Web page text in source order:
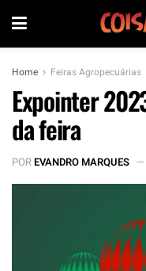
Home Feiras Agropecuárias
Expointer
da feira
POREVANDRO MARQUES